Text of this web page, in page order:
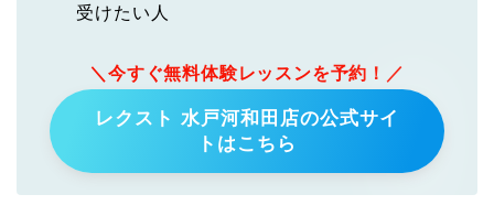
受けたい人
＼今すぐ無料体験レッスンを予約！／
レクスト 水戸河和田店の公式サイ
トはこちら